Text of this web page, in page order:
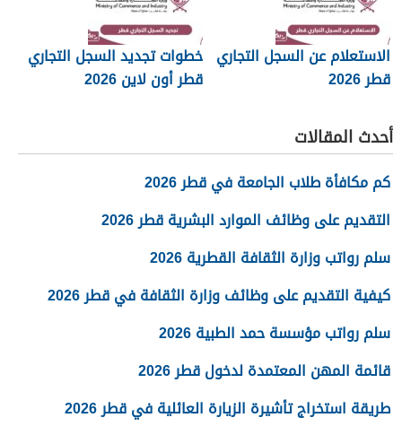
الاستعلام عن السجل التجاري
قطر 2026
خطوات تجديد السجل التجاري
قطر أون لاين 2026
أحدث المقالات
كم مكافأة طلاب الجامعة في قطر 2026
التقديم على وظائف الموارد البشرية قطر 2026
سلم رواتب وزارة الثقافة القطرية 2026
كيفية التقديم على وظائف وزارة الثقافة في قطر 2026
سلم رواتب مؤسسة حمد الطبية 2026
قائمة المهن المعتمدة لدخول قطر 2026
طريقة استخراج تأشيرة الزيارة العائلية في قطر 2026